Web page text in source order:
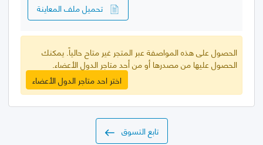
تحميل ملف المعاينة
الحصول على هذه المواصفة عبر المتجر غير متاح حالياً. يمكنك
الحصول عليها من مصدرها أو من أحد متاجر الدول الأعضاء.
اختر احد متاجر الدول الأعضاء
تابع التسوق